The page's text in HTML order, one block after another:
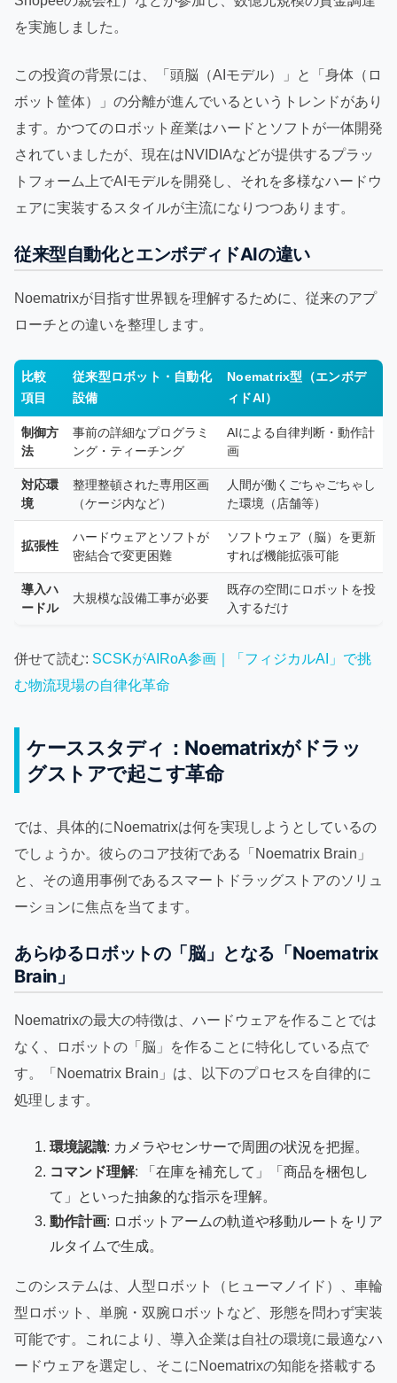
を実施しました。
この投資の背景には、「頭脳（AIモデル）」と「身体（ロ
ボット筐体）」の分離が進んでいるというトレンドがあり
ます。かつてのロボット産業はハードとソフトが一体開発
されていましたが、現在はNVIDIAなどが提供するプラッ
トフォーム上でAIモデルを開発し、それを多様なハードウ
ェアに実装するスタイルが主流になりつつあります。
従来型自動化とエンボディドAIの違い
Noematrixが目指す世界観を理解するために、従来のアプ
ローチとの違いを整理します。
比較
項目
従来型ロボット・自動化
設備
Noematrix型（エンボデ
ィドAI）
制御方
法
事前の詳細なプログラミ
ング・ティーチング
AIによる自律判断・動作計
画
対応環
境
整理整頓された専用区画
（ケージ内など）
人間が働くごちゃごちゃし
た環境（店舗等）
拡張性
ハードウェアとソフトが
密結合で変更困難
ソフトウェア（脳）を更新
すれば機能拡張可能
導入ハ
ードル
大規模な設備工事が必要
既存の空間にロボットを投
入するだけ
併せて読む: SCSKがAIRoA参画｜「フィジカルAI」で挑
む物流現場の自律化革命
ケーススタディ：Noematrixがドラッ
グストアで起こす革命
では、具体的にNoematrixは何を実現しようとしているの
でしょうか。彼らのコア技術である「Noematrix Brain」
と、その適用事例であるスマートドラッグストアのソリュ
ーションに焦点を当てます。
あらゆるロボットの「脳」となる「Noematrix
Brain」
Noematrixの最大の特徴は、ハードウェアを作ることでは
なく、ロボットの「脳」を作ることに特化している点で
す。「Noematrix Brain」は、以下のプロセスを自律的に
処理します。
環境認識: カメラやセンサーで周囲の状況を把握。
コマンド理解: 「在庫を補充して」「商品を梱包し
て」といった抽象的な指示を理解。
動作計画: ロボットアームの軌道や移動ルートをリア
ルタイムで生成。
このシステムは、人型ロボット（ヒューマノイド）、車輪
型ロボット、単腕・双腕ロボットなど、形態を問わず実装
可能です。これにより、導入企業は自社の環境に最適なハ
ードウェアを選定し、そこにNoematrixの知能を搭載する